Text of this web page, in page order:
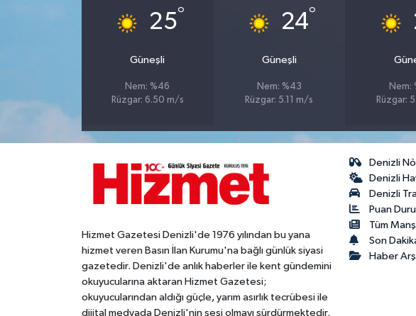
25°
Güneşli
Nem: %46
Rüzgar: 6.50 m/s
24°
Güneşli
Nem: %43
Rüzgar: 5.11 m/s
Nem:
Rüzgar:
Hizmet Gazetesi Denizli'de 1976 yılından bu yana
hizmet veren Basın İlan Kurumu'na bağlı günlük siyasi
gazetedir. Denizli'de anlık haberler ile kent gündemini
okuyucularına aktaran Hizmet Gazetesi;
okuyucularından aldığı güçle, yarım asırlık tecrübesi ile
dijital medyada Denizli'nin sesi olmayı sürdürmektedir.
Denizli
Denizli
Denizli
Puan
Tüm
Son
Haber